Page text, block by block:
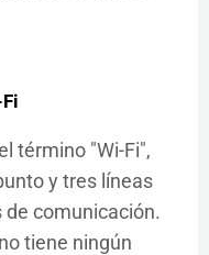
término "Wi-Fi",
y tres líneas
comunicación.
tiene ningún